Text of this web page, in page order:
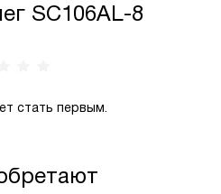
SC106AL-8
стать первым.